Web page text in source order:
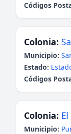
Códigos
Colonia:
Municipio:
Estado:
Códigos
Colonia:
Municipio: